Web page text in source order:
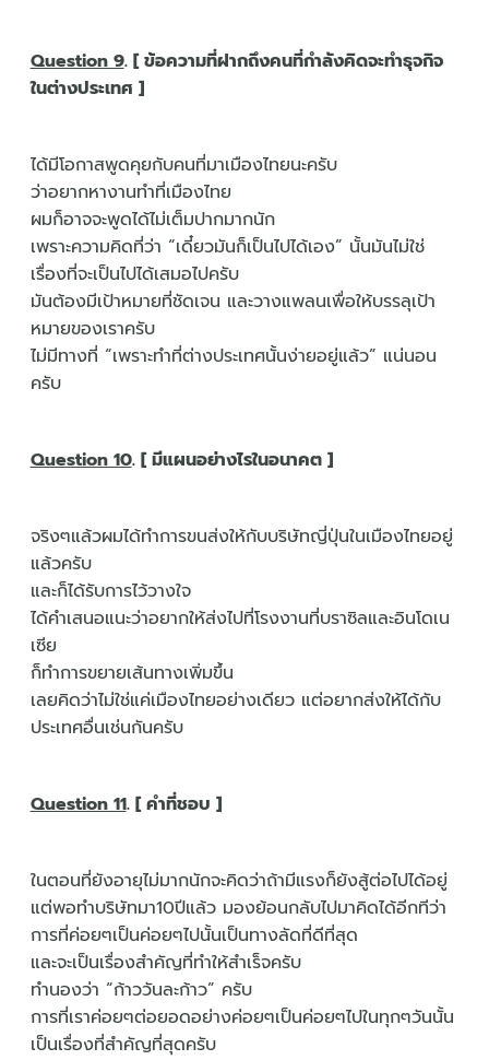
Question 9. [ ข้อความที่ฝากถึงคนที่กำลังคิดจะทำธุจกิจ
ในต่างประเทศ ]
ได้มีโอกาสพูดคุยกับคนที่มาเมืองไทยนะครับ
ว่าอยากหางานทำที่เมืองไทย
ผมก็อาจจะพูดได้ไม่เต็มปากมากนัก
เพราะความคิดที่ว่า “เดี๋ยวมันก็เป็นไปได้เอง” นั้นมันไม่ใช่
เรื่องที่จะเป็นไปได้เสมอไปครับ
มันต้องมีเป้าหมายที่ชัดเจน และวางแพลนเพื่อให้บรรลุเป้า
หมายของเราครับ
ไม่มีทางที่ “เพราะทำที่ต่างประเทศนั้นง่ายอยู่แล้ว” แน่นอน
ครับ
Question 10. [ มีแผนอย่างไรในอนาคต ]
จริงๆแล้วผมได้ทำการขนส่งให้กับบริษัทญี่ปุ่นในเมืองไทยอยู่
แล้วครับ
และก็ได้รับการไว้วางใจ
ได้คำเสนอแนะว่าอยากให้ส่งไปที่โรงงานที่บราซิลและอินโดเน
เซีย
ก็ทำการขยายเส้นทางเพิ่มขึ้น
เลยคิดว่าไม่ใช่แค่เมืองไทยอย่างเดียว แต่อยากส่งให้ได้กับ
ประเทศอื่นเช่นกันครับ
Question 11. [ คำที่ชอบ ]
ในตอนที่ยังอายุไม่มากนักจะคิดว่าถ้ามีแรงก็ยังสู้ต่อไปได้อยู่
แต่พอทำบริษัทมา10ปีแล้ว มองย้อนกลับไปมาคิดได้อีกทีว่า
การที่ค่อยๆเป็นค่อยๆไปนั้นเป็นทางลัดที่ดีที่สุด
และจะเป็นเรื่องสำคัญที่ทำให้สำเร็จครับ
ทำนองว่า “ก้าววันละก้าว” ครับ
การที่เราค่อยๆต่อยอดอย่างค่อยๆเป็นค่อยๆไปในทุกๆวันนั้น
เป็นเรื่องที่สำคัญที่สุดครับ